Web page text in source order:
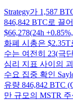
Strategy가 1,587
846,842 BTC로 끌
$66,278(24h
화폐 시총은 $2.35T
수는 여전히 23(극
심리 지표 사이의
수요 집중 확인
유량 846,842 BTC
만 규모의 MSTR